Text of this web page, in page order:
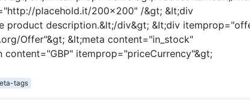
placehold.it/200x200" /&gt; &lt;div
product description.&lt;/div&gt; &lt;div
Offer"&gt; &lt;meta content="in_stock"
itemprop="priceCurrency"&gt;
tags